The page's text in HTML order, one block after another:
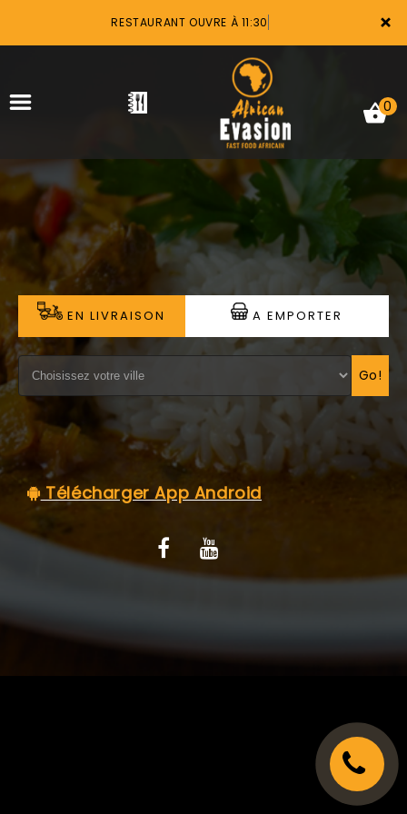
×
RESTAURANT OUVRE À 11:30
ACCUEIL
LA CARTE
VOTRE COMPTE
NOTRE RESTAURANT
VOS AVIS
MENTIONS LÉGALES
C.G.V
0
EN LIVRAISON A EMPORTER
Go!
Télécharger App Android